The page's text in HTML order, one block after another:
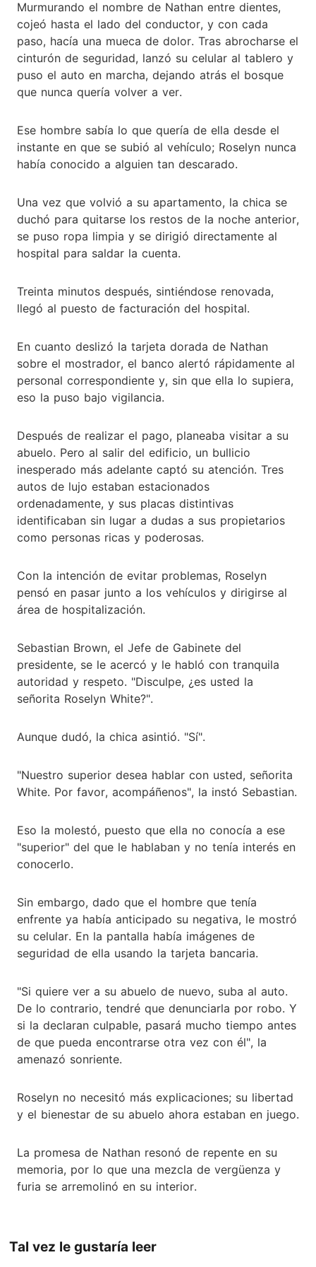
Murmurando el nombre de Nathan entre dientes,
cojeó hasta el lado del conductor, y con cada
paso, hacía una mueca de dolor. Tras abrocharse el
cinturón de seguridad, lanzó su celular al tablero y
puso el auto en marcha, dejando atrás el bosque
que nunca quería volver a ver.
Ese hombre sabía lo que quería de ella desde el
instante en que se subió al vehículo; Roselyn nunca
había conocido a alguien tan descarado.
Una vez que volvió a su apartamento, la chica se
duchó para quitarse los restos de la noche anterior,
se puso ropa limpia y se dirigió directamente al
hospital para saldar la cuenta.
Treinta minutos después, sintiéndose renovada,
llegó al puesto de facturación del hospital.
En cuanto deslizó la tarjeta dorada de Nathan
sobre el mostrador, el banco alertó rápidamente al
personal correspondiente y, sin que ella lo supiera,
eso la puso bajo vigilancia.
Después de realizar el pago, planeaba visitar a su
abuelo. Pero al salir del edificio, un bullicio
inesperado más adelante captó su atención. Tres
autos de lujo estaban estacionados
ordenadamente, y sus placas distintivas
identificaban sin lugar a dudas a sus propietarios
como personas ricas y poderosas.
Con la intención de evitar problemas, Roselyn
pensó en pasar junto a los vehículos y dirigirse al
área de hospitalización.
Sebastian Brown, el Jefe de Gabinete del
presidente, se le acercó y le habló con tranquila
autoridad y respeto. "Disculpe, ¿es usted la
señorita Roselyn White?".
Aunque dudó, la chica asintió. "Sí".
"Nuestro superior desea hablar con usted, señorita
White. Por favor, acompáñenos", la instó Sebastian.
Eso la molestó, puesto que ella no conocía a ese
"superior" del que le hablaban y no tenía interés en
conocerlo.
Sin embargo, dado que el hombre que tenía
enfrente ya había anticipado su negativa, le mostró
su celular. En la pantalla había imágenes de
seguridad de ella usando la tarjeta bancaria.
"Si quiere ver a su abuelo de nuevo, suba al auto.
De lo contrario, tendré que denunciarla por robo. Y
si la declaran culpable, pasará mucho tiempo antes
de que pueda encontrarse otra vez con él", la
amenazó sonriente.
Roselyn no necesitó más explicaciones; su libertad
y el bienestar de su abuelo ahora estaban en juego.
La promesa de Nathan resonó de repente en su
memoria, por lo que una mezcla de vergüenza y
furia se arremolinó en su interior.
Tal vez le gustaría leer